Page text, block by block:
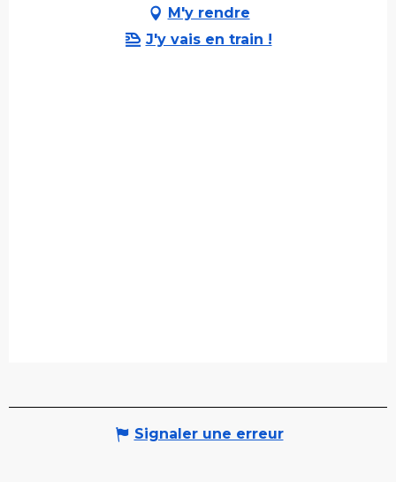
M'y rendre
J'y vais en train !
Signaler une erreur